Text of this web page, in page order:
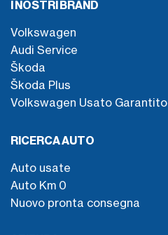
I NOSTRI BRAND
Volkswagen
Audi Service
Škoda
Škoda Plus
Volkswagen Usato Garantito
RICERCA AUTO
Auto usate
Auto Km 0
Nuovo pronta consegna